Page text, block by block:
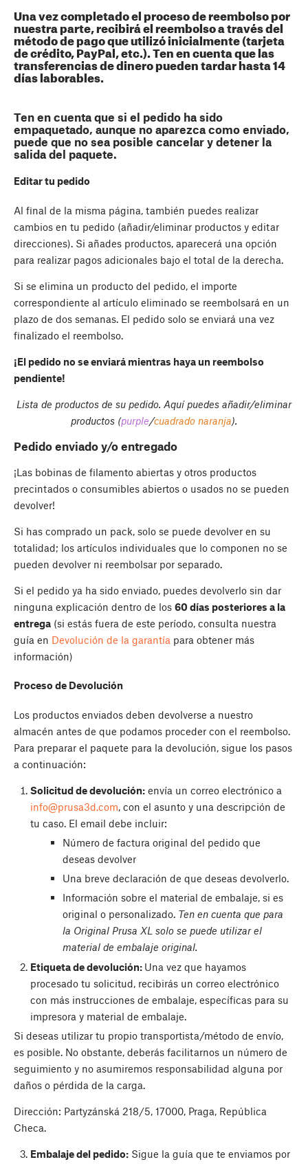
Una vez completado el proceso de reembolso por
nuestra parte, recibirá el reembolso a través del
método de pago que utilizó inicialmente (tarjeta
de crédito, PayPal, etc.). Ten en cuenta que las
transferencias de dinero pueden tardar hasta 14
días laborables.
Ten en cuenta que si el pedido ha sido
empaquetado, aunque no aparezca como enviado,
puede que no sea posible cancelar y detener la
salida del paquete.
Editar tu pedido
Al final de la misma página, también puedes realizar
cambios en tu pedido (añadir/eliminar productos y editar
direcciones). Si añades productos, aparecerá una opción
para realizar pagos adicionales bajo el total de la derecha.
Si se elimina un producto del pedido, el importe
correspondiente al artículo eliminado se reembolsará en un
plazo de dos semanas. El pedido solo se enviará una vez
finalizado el reembolso.
¡El pedido no se enviará mientras haya un reembolso
pendiente!
Lista de productos de su pedido. Aquí puedes añadir/eliminar
productos (purple/cuadrado naranja).
Pedido enviado y/o entregado
¡Las bobinas de filamento abiertas y otros productos
precintados o consumibles abiertos o usados no se pueden
devolver!
Si has comprado un pack, solo se puede devolver en su
totalidad; los artículos individuales que lo componen no se
pueden devolver ni reembolsar por separado.
Si el pedido ya ha sido enviado, puedes devolverlo sin dar
ninguna explicación dentro de los 60 días posteriores a la
entrega (si estás fuera de este período, consulta nuestra
guía en Devolución de la garantía para obtener más
información)
Proceso de Devolución
Los productos enviados deben devolverse a nuestro
almacén antes de que podamos proceder con el reembolso.
Para preparar el paquete para la devolución, sigue los pasos
a continuación:
Solicitud de devolución:envía un correo electrónico a
info@prusa3d.com, con el asunto y una descripción de
tu caso. El email debe incluir:
Número de factura original del pedido que
deseas devolver
Una breve declaración de que deseas devolverlo.
Información sobre el material de embalaje, si es
original o personalizado. Ten en cuenta que para
la Original Prusa XL solo se puede utilizar el
material de embalaje original.
Etiqueta de devolución: Una vez que hayamos
procesado tu solicitud, recibirás un correo electrónico
con más instrucciones de embalaje, específicas para su
impresora y material de embalaje.
Si deseas utilizar tu propio transportista/método de envío,
es posible. No obstante, deberás facilitarnos un número de
seguimiento y no asumiremos responsabilidad alguna por
daños o pérdida de la carga.
Dirección: Partyzánská 218/5, 17000, Praga, República
Checa.
Embalaje del pedido:Sigue la guía que te enviamos por